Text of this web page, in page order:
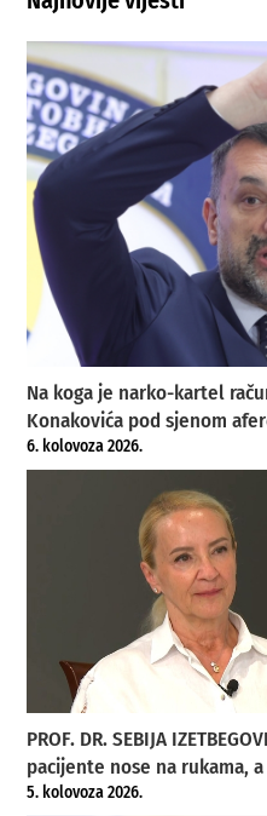
Na koga je narko-kartel
Konakovića pod sjenom
6. kolovoza 2026.
PROF. DR. SEBIJA
pacijente nose na rukama,
5. kolovoza 2026.